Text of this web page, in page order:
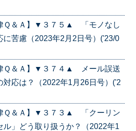
Ｑ＆Ａ】▼３７５▲ 「モノなし
に苦慮（2023年2月2日号）('23/0
Ｑ＆Ａ】▼３７４▲ メール誤送
対応は？（2022年1月26日号）('2
Ｑ＆Ａ】▼３７３▲ 「クーリン
ル」どう取り扱うか？（2022年1